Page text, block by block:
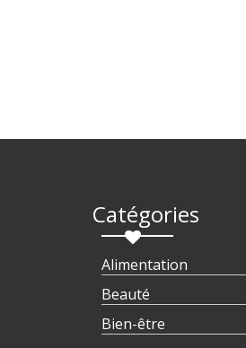
Catégories
Alimentation
Beauté
Bien-être